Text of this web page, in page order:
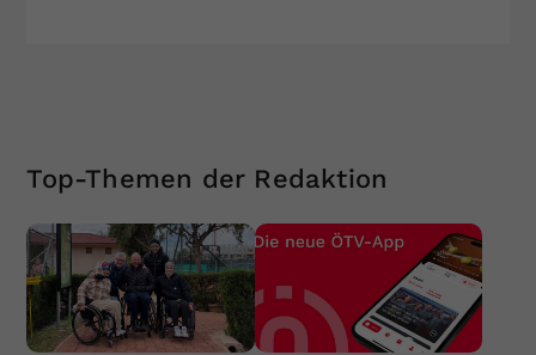
Top-Themen der Redaktion